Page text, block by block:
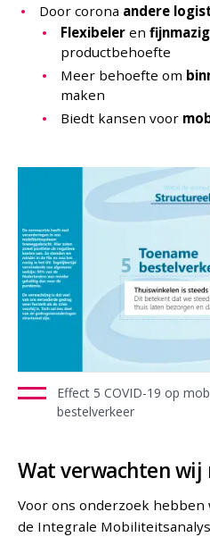
Door corona andere
Flexibeler en
productbehoefte
Meer behoefte om
maken
Biedt kansen voor
Effect 5 COVID-19 op
bestelverkeer
Wat verwachten wij
Voor ons onderzoek hebben
de Integrale